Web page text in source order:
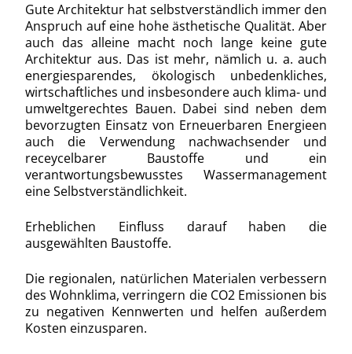
Gute Architektur hat selbstverständlich immer den
Anspruch auf eine hohe ästhetische Qualität. Aber
auch das alleine macht noch lange keine gute
Architektur aus. Das ist mehr, nämlich u. a. auch
energiesparendes, ökologisch unbedenkliches,
wirtschaftliches und insbesondere auch klima- und
umweltgerechtes Bauen. Dabei sind neben dem
bevorzugten Einsatz von Erneuerbaren Energieen
auch die Verwendung nachwachsender und
receycelbarer Baustoffe und ein
verantwortungsbewusstes Wassermanagement
eine Selbstverständlichkeit.
Erheblichen Einfluss darauf haben die
ausgewählten Baustoffe.
Die regionalen, natürlichen Materialen verbessern
des Wohnklima, verringern die CO2 Emissionen bis
zu negativen Kennwerten und helfen außerdem
Kosten einzusparen.